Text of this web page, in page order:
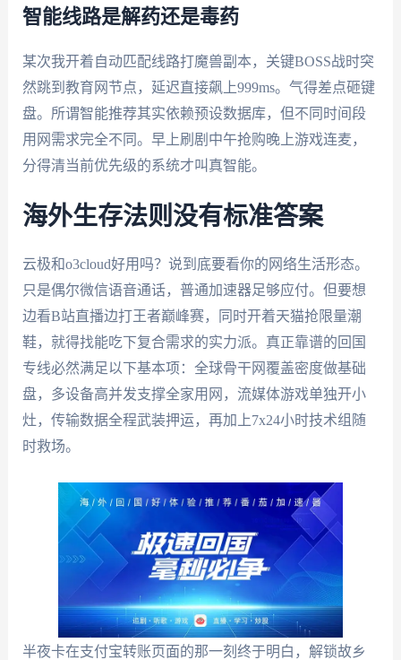
智能线路是解药还是毒药
某次我开着自动匹配线路打魔兽副本，关键BOSS战时突
然跳到教育网节点，延迟直接飙上999ms。气得差点砸键
盘。所谓智能推荐其实依赖预设数据库，但不同时间段
用网需求完全不同。早上刷剧中午抢购晚上游戏连麦，
分得清当前优先级的系统才叫真智能。
海外生存法则没有标准答案
云极和o3cloud好用吗？说到底要看你的网络生活形态。
只是偶尔微信语音通话，普通加速器足够应付。但要想
边看B站直播边打王者巅峰赛，同时开着天猫抢限量潮
鞋，就得找能吃下复合需求的实力派。真正靠谱的回国
专线必然满足以下基本项：全球骨干网覆盖密度做基础
盘，多设备高并发支撑全家用网，流媒体游戏单独开小
灶，传输数据全程武装押运，再加上7x24小时技术组随
时救场。
半夜卡在支付宝转账页面的那一刻终于明白，解锁故乡